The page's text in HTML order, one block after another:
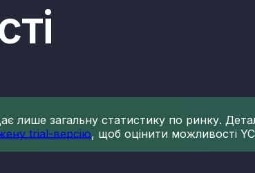
лише загальну статистику по ринку.
trial-версію, щоб оцінити можливості